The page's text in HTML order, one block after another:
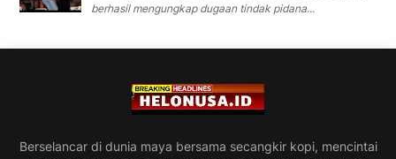
berhasil mengungkap dugaan tindak pidana...
Berselancar di dunia maya bersama secangkir kopi, mencintai